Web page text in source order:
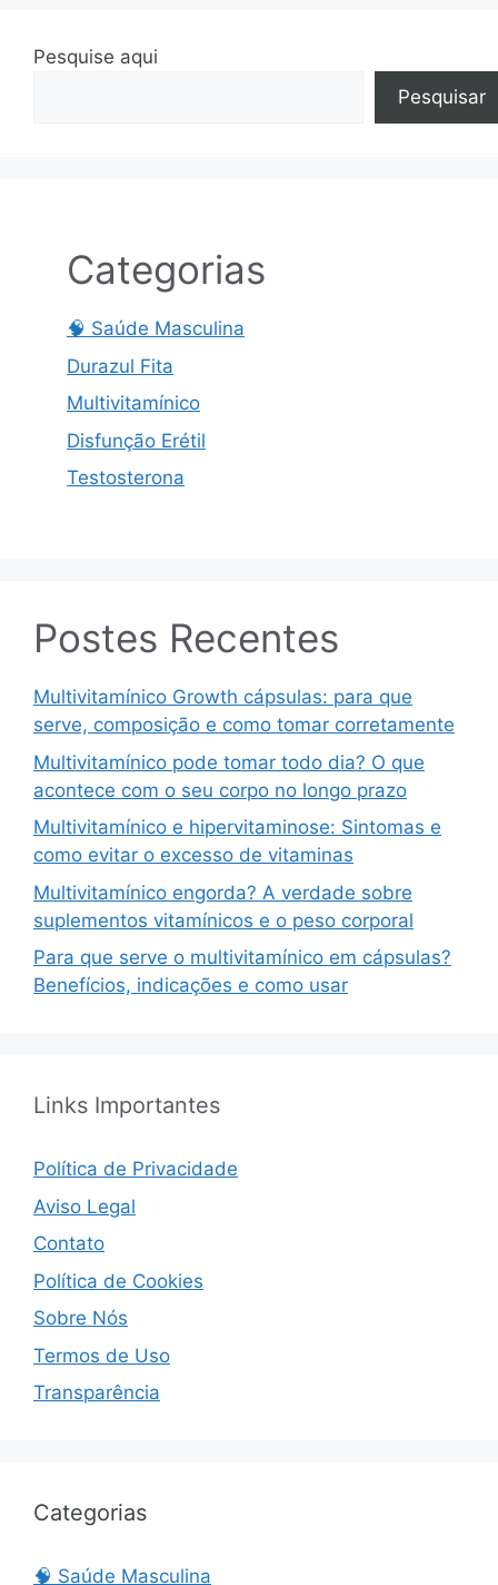
Pesquise aqui
Pesquisar
Categorias
🧠 Saúde Masculina
Durazul Fita
Multivitamínico
Disfunção Erétil
Testosterona
Postes Recentes
Multivitamínico Growth cápsulas: para que
serve, composição e como tomar corretamente
Multivitamínico pode tomar todo dia? O que
acontece com o seu corpo no longo prazo
Multivitamínico e hipervitaminose: Sintomas e
como evitar o excesso de vitaminas
Multivitamínico engorda? A verdade sobre
suplementos vitamínicos e o peso corporal
Para que serve o multivitamínico em cápsulas?
Benefícios, indicações e como usar
Links Importantes
Política de Privacidade
Aviso Legal
Contato
Política de Cookies
Sobre Nós
Termos de Uso
Transparência
Categorias
🧠 Saúde Masculina